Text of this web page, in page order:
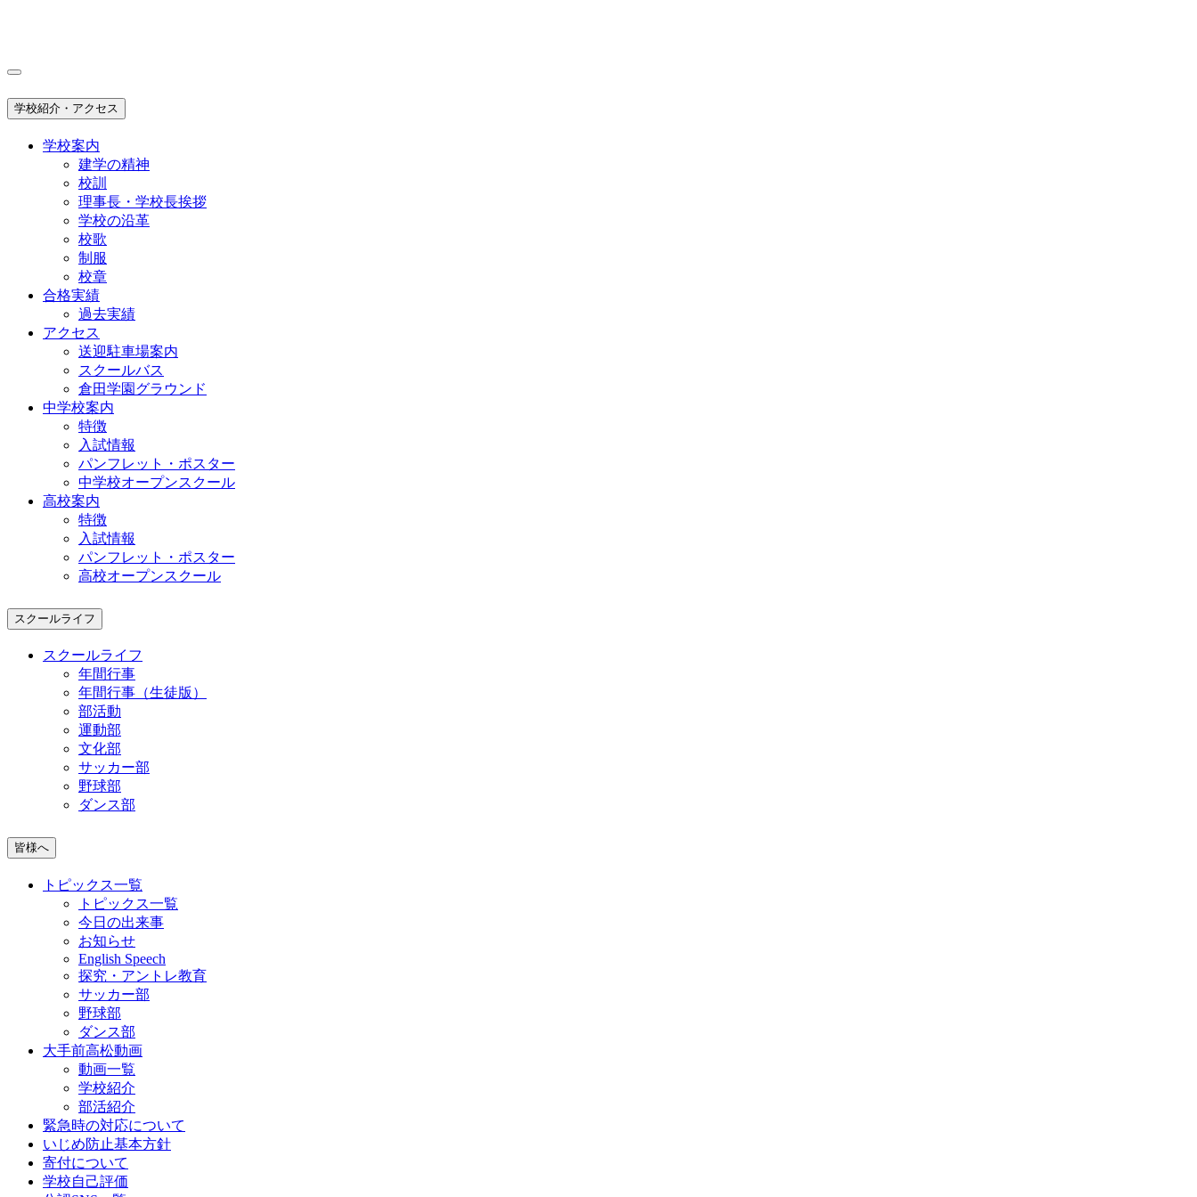
学校紹介・アクセス
学校案内
建学の精神
校訓
理事長・学校長挨拶
学校の沿革
校歌
制服
校章
合格実績
過去実績
アクセス
送迎駐車場案内
スクールバス
倉田学園グラウンド
中学校案内
特徴
入試情報
パンフレット・ポスター
中学校オープンスクール
高校案内
特徴
入試情報
パンフレット・ポスター
高校オープンスクール
スクールライフ
スクールライフ
年間行事
年間行事（生徒版）
部活動
運動部
文化部
サッカー部
野球部
ダンス部
皆様へ
トピックス一覧
トピックス一覧
今日の出来事
お知らせ
English Speech
探究・アントレ教育
サッカー部
野球部
ダンス部
大手前高松動画
動画一覧
学校紹介
部活紹介
緊急時の対応について
いじめ防止基本方針
寄付について
学校自己評価